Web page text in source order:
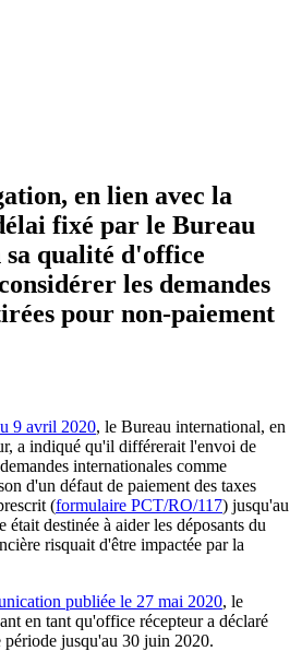
en lien avec la
fixé par le Bureau
qualité d'office
les demandes
pour non-paiement
9 avril 2020, le Bureau international, en
a indiqué qu'il différerait l'envoi de
internationales comme
d'un défaut de paiement des taxes
(formulaire PCT/RO/117) jusqu'au
était destinée à aider les déposants du
risquait d'être impactée par la
publiée le 27 mai 2020, le
en tant qu'office récepteur a déclaré
jusqu'au 30 juin 2020.